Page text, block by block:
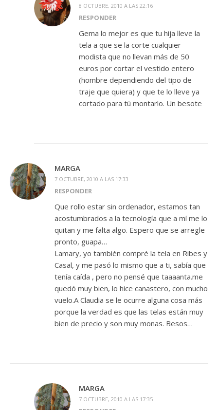
8 OCTUBRE, 2010 A LAS 22:16
RESPONDER
Gema lo mejor es que tu hija lleve la
tela a que se la corte cualquier
modista que no llevan más de 50
euros por cortar el vestido entero
(hombre dependiendo del tipo de
traje que quiera) y que te lo lleve ya
cortado para tú montarlo. Un besote
MARGA
7 OCTUBRE, 2010 A LAS 17:33
RESPONDER
Que rollo estar sin ordenador, estamos tan
acostumbrados a la tecnología que a mí me lo
quitan y me falta algo. Espero que se arregle
pronto, guapa…
Lamary, yo también compré la tela en Ribes y
Casal, y me pasó lo mismo que a ti, sabía que
tenía caída , pero no pensé que taaaanta.me
quedó muy bien, lo hice canastero, con mucho
vuelo.A Claudia se le ocurre alguna cosa más
porque la verdad es que las telas están muy
bien de precio y son muy monas. Besos…
MARGA
7 OCTUBRE, 2010 A LAS 17:35